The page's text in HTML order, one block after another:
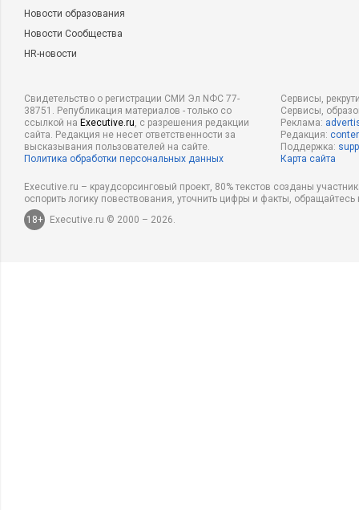
Новости образования
Новости Сообщества
HR-новости
Свидетельство о регистрации СМИ Эл NФС 77-
38751. Републикация материалов - только со
ссылкой на Executive.ru, с разрешения редакции
сайта. Редакция не несет ответственности за
высказывания пользователей на сайте.
Политика обработки персональных данных
Сервисы,
Сервисы,
Реклама:
Редакция:
Поддержка:
Карта сайта
Executive.ru – краудсорсинговый проект, 80% текстов созданы
оспорить логику повествования, уточнить цифры и факты,
18+
Executive.ru © 2000 – 2026.